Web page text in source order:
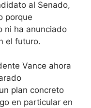
al Senado,
porque
ni ha anunciado
el futuro.
Vance ahora
plan concreto
en particular en